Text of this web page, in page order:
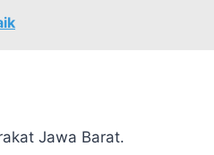
Jawa Barat.